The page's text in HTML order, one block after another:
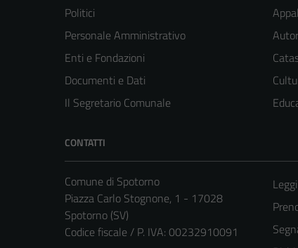
Politici
Personale Amministrativo
Enti e Fondazioni
Documenti e Dati
Il Segretario Comunale
CONTATTI
Comune di Spotorno
Piazza Carlo Stognone, 1 - 17028
Spotorno (SV)
Codice fiscale / P. IVA: 00232910091